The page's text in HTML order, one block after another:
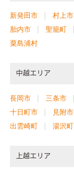
新発田市 村上市
胎内市
聖籠町
粟島浦村
中越エリア
長岡市 三条市
十日町市
見附市
出雲崎町
湯沢町
上越エリア